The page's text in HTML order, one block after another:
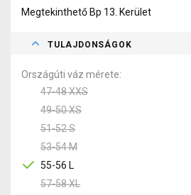
Megtekinthető Bp 13. Kerület
TULAJDONSÁGOK
Országúti váz mérete
47-48 XXS
49-50 XS
51-52 S
53-54 M
55-56 L
57-58 XL